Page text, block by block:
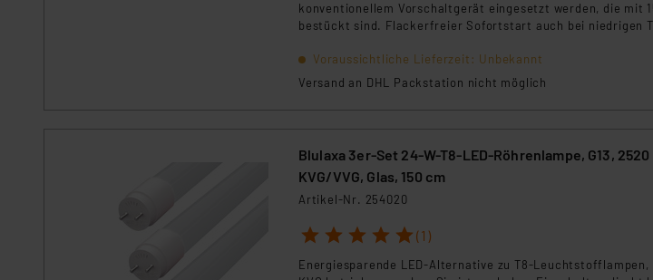
konventionellem Vorschaltgerät eingesetzt werden, die mit
bestückt sind. Flackerfreier Sofortstart auch bei niedrigen
Voraussichtliche Lieferzeit: Unbekannt
Versand an DHL Packstation nicht möglich
Blulaxa 3er-Set 24-W-T8-LED-Röhrenlampe, G13,
KVG/VVG, Glas, 150 cm
Artikel-Nr. 254020
1 2 3 4 5 (1)
Energiesparende LED-Alternative zu T8-